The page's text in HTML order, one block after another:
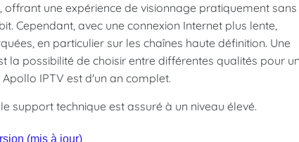
une expérience de visionnage pratiquement sans
Cependant, avec une connexion Internet plus lente,
en particulier sur les chaînes haute définition. Une
la possibilité de choisir entre différentes qualités pour
IPTV est d'un an complet.
support technique est assuré à un niveau élevé.
(mis à jour)